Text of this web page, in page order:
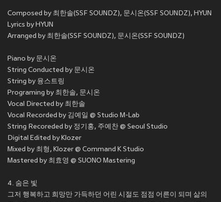
Composed by 최한솔(SSF SOUNDZ), 문시온(SSF SOUNDZ), HYUN
Lyrics by HYUN
Arranged by 최한솔(SSF SOUNDZ), 문시온(SSF SOUNDZ)
Piano by 문시온
String Conducted by 문시온
String by 융스트링
Programing by 최한솔, 문시온
Vocal Directed by 최한솔
Vocal Recorded by 김예일 @ Studio M-Lab
String Recoreded by 정기홍, 주예찬 @ Seoul Studio
Digital Edited by Klozer
Mixed by 최형, Klozer @ Command K Studio
Mastered by 최효영 @ SUONO Mastering
4. 숨은 빛
그저 행복하고 희망만 가득하던 어린 시절도 점점 어른이 되며 삶의